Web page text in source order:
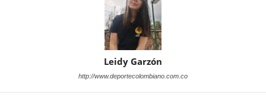
Leidy Garzón
http://www.deportecolombiano.com.co